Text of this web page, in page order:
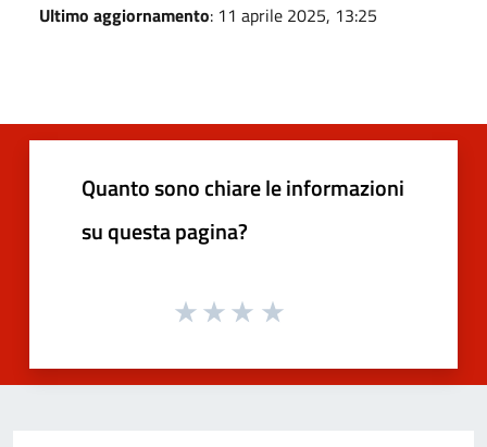
Ultimo aggiornamento: 11 aprile 2025, 13:25
Quanto sono chiare le informazioni
su questa pagina?